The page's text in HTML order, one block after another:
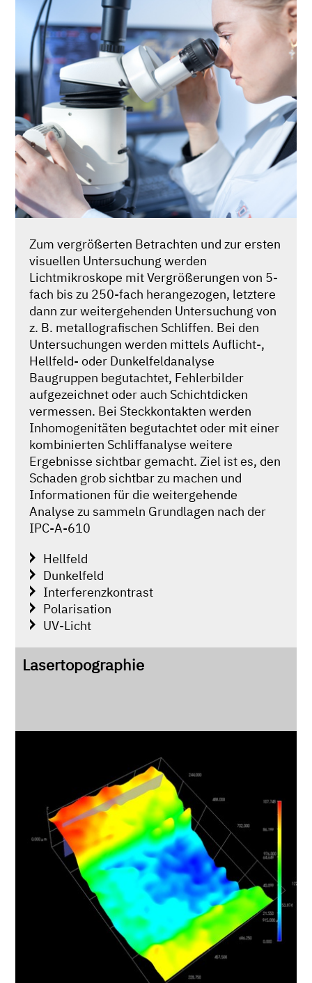
Zum vergrößerten Betrachten und zur ersten
visuellen Untersuchung werden
Lichtmikroskope mit Vergrößerungen von 5-
fach bis zu 250-fach herangezogen, letztere
dann zur weitergehenden Untersuchung von
z. B. metallografischen Schliffen. Bei den
Untersuchungen werden mittels Auflicht-,
Hellfeld- oder Dunkelfeldanalyse
Baugruppen begutachtet, Fehlerbilder
aufgezeichnet oder auch Schichtdicken
vermessen. Bei Steckkontakten werden
Inhomogenitäten begutachtet oder mit einer
kombinierten Schliffanalyse weitere
Ergebnisse sichtbar gemacht. Ziel ist es, den
Schaden grob sichtbar zu machen und
Informationen für die weitergehende
Analyse zu sammeln Grundlagen nach der
IPC-A-610
Hellfeld
Dunkelfeld
Interferenzkontrast
Polarisation
UV-Licht
Lasertopographie